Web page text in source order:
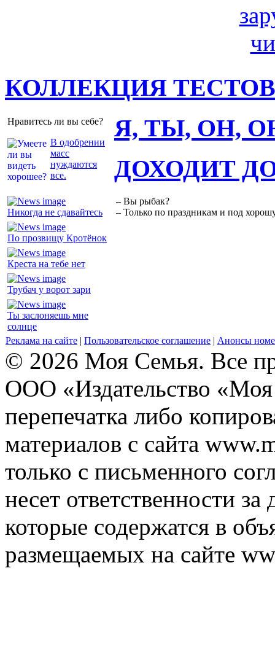
КОЛЛЕКЦИЯ ТЕСТОВ
Нравитесь ли вы себе?
В одобрении
масс
нуждаются
все.
Я, ТЫ, ОН,
Никогда не сдавайтесь
По прозвищу Кротёнок
Креста на тебе нет
Трубач у ворот зари
Ты заслоняешь мне
солнце
ДОХОДИТ
– Вы рыбак?
– Только по праздникам и под
Реклама на сайте | Пользовательское соглашение | Анонсы
© 2026 Моя Семья. Все
ООО «Издательство
перепечатка либо
материалов с сайта
только с письменного
несет ответственности
которые содержатся в
размещаемых на сайте